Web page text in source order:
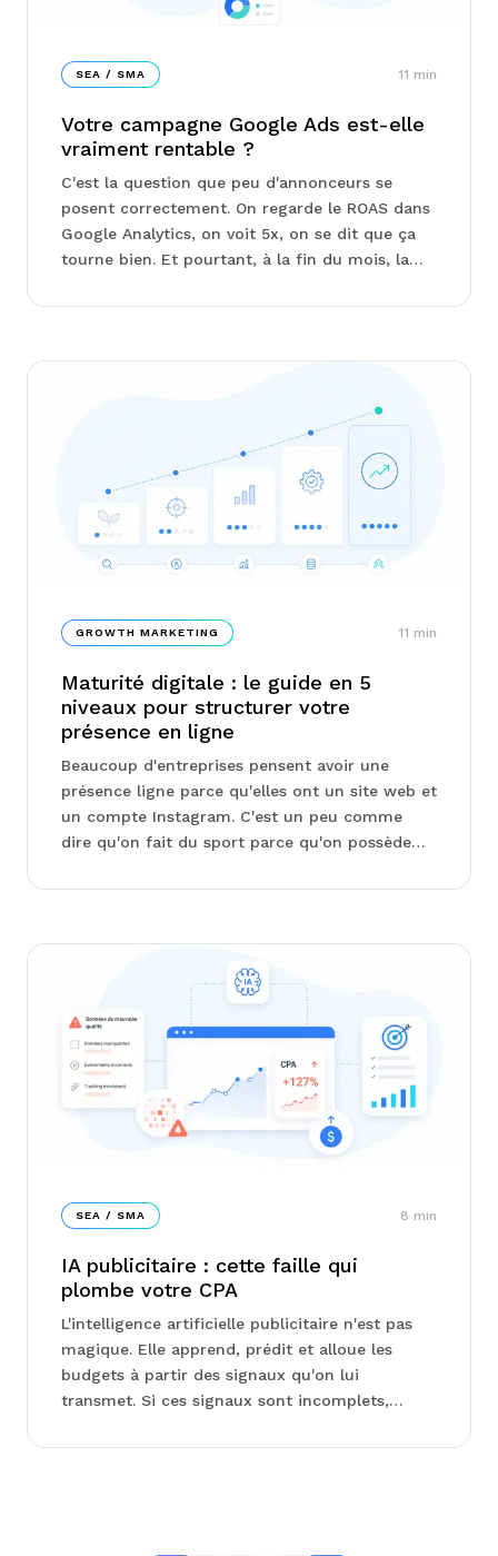
SEA / SMA 11 min
Votre campagne Google Ads est-elle
vraiment rentable ?
C'est la question que peu d'annonceurs se
posent correctement. On regarde le ROAS dans
Google Analytics, on voit 5x, on se dit que ça
tourne bien. Et pourtant, à la fin du mois, la
GROWTH MARKETING 11 min
Maturité digitale : le guide en 5
niveaux pour structurer votre
présence en ligne
Beaucoup d'entreprises pensent avoir une
présence ligne parce qu'elles ont un site web et
un compte Instagram. C'est un peu comme
dire qu'on fait du sport parce qu'on possède
pas la même chose ...
SEA / SMA 8 min
IA publicitaire : cette faille qui
plombe votre CPA
L'intelligence artificielle publicitaire n'est pas
magique. Elle apprend, prédit et alloue les
budgets à partir des signaux qu'on lui
transmet. Si ces signaux sont incomplets,
optimiser vers les ...